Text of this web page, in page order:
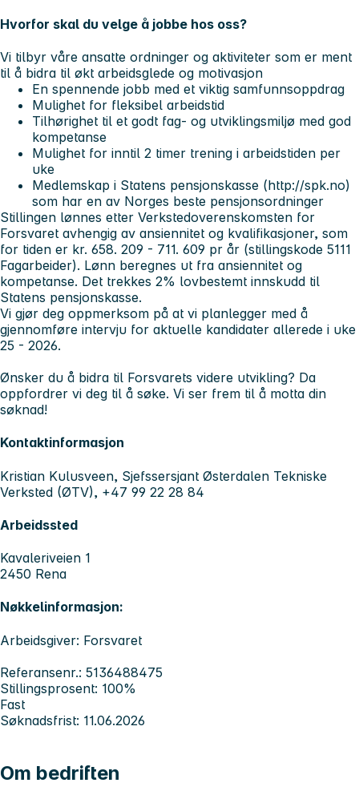
Hvorfor skal du velge å jobbe hos oss?
Vi tilbyr våre ansatte ordninger og aktiviteter som er ment
til å bidra til økt arbeidsglede og motivasjon
En spennende jobb med et viktig samfunnsoppdrag
Mulighet for fleksibel arbeidstid
Tilhørighet til et godt fag- og utviklingsmiljø med god
kompetanse
Mulighet for inntil 2 timer trening i arbeidstiden per
uke
Medlemskap i Statens pensjonskasse (http://spk.no)
som har en av Norges beste pensjonsordninger
Stillingen lønnes etter Verkstedoverenskomsten for
Forsvaret avhengig av ansiennitet og kvalifikasjoner, som
for tiden er kr. 658. 209 - 711. 609 pr år (stillingskode 5111
Fagarbeider). Lønn beregnes ut fra ansiennitet og
kompetanse. Det trekkes 2% lovbestemt innskudd til
Statens pensjonskasse.
Vi gjør deg oppmerksom på at vi planlegger med å
gjennomføre intervju for aktuelle kandidater allerede i uke
25 - 2026.
Ønsker du å bidra til Forsvarets videre utvikling? Da
oppfordrer vi deg til å søke. Vi ser frem til å motta din
søknad!
Kontaktinformasjon
Kristian Kulusveen, Sjefssersjant Østerdalen Tekniske
Verksted (ØTV), +47 99 22 28 84
Arbeidssted
Kavaleriveien 1
2450 Rena
Nøkkelinformasjon:
Arbeidsgiver: Forsvaret
Referansenr.: 5136488475
Stillingsprosent: 100%
Fast
Søknadsfrist: 11.06.2026
Om bedriften